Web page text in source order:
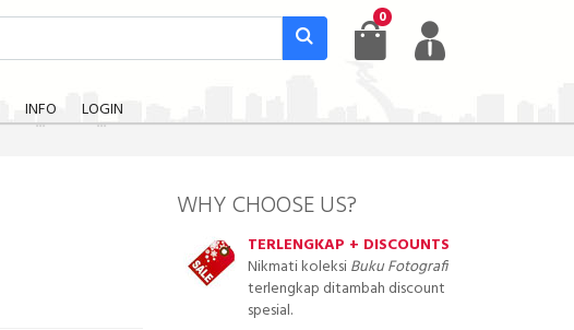
0
INFO
LOGIN
WHY CHOOSE US?
TERLENGKAP + DISCOUNTS
Nikmati koleksiBuku Fotografi
terlengkap ditambah discount
spesial.